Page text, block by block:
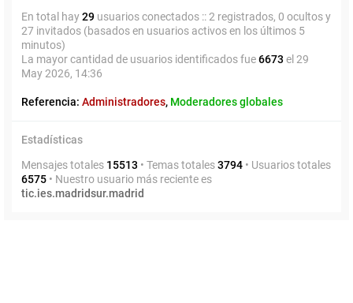
En total hay29 usuarios conectados :: 2 registrados, 0 ocultos y
27 invitados (basados en usuarios activos en los últimos 5
minutos)
La mayor cantidad de usuarios identificados fue6673 el 29
May 2026, 14:36
Referencia: Administradores, Moderadores globales
Estadísticas
Mensajes totales 15513 • Temas totales3794 • Usuarios totales
6575 • Nuestro usuario más reciente es
tic.ies.madridsur.madrid